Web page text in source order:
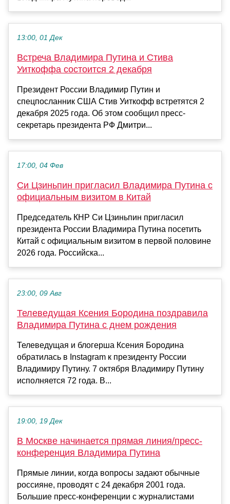
13:00, 01 Дек
Встреча Владимира Путина и Стива
Уиткоффа состоится 2 декабря
Президент России Владимир Путин и
спецпосланник США Стив Уиткофф встретятся 2
декабря 2025 года. Об этом сообщил пресс-
секретарь президента РФ Дмитри...
17:00, 04 Фев
Си Цзиньпин пригласил Владимира Путина с
официальным визитом в Китай
Председатель КНР Си Цзиньпин пригласил
президента России Владимира Путина посетить
Китай с официальным визитом в первой половине
2026 года. Российска...
23:00, 09 Авг
Телеведущая Ксения Бородина поздравила
Владимира Путина с днем рождения
Телеведущая и блогерша Ксения Бородина
обратилась в Instagram к президенту России
Владимиру Путину. 7 октября Владимиру Путину
исполняется 72 года. В...
19:00, 19 Дек
В Москве начинается прямая линия/пресс-
конференция Владимира Путина
Прямые линии, когда вопросы задают обычные
россияне, проводят с 24 декабря 2001 года.
Большие пресс-конференции с журналистами